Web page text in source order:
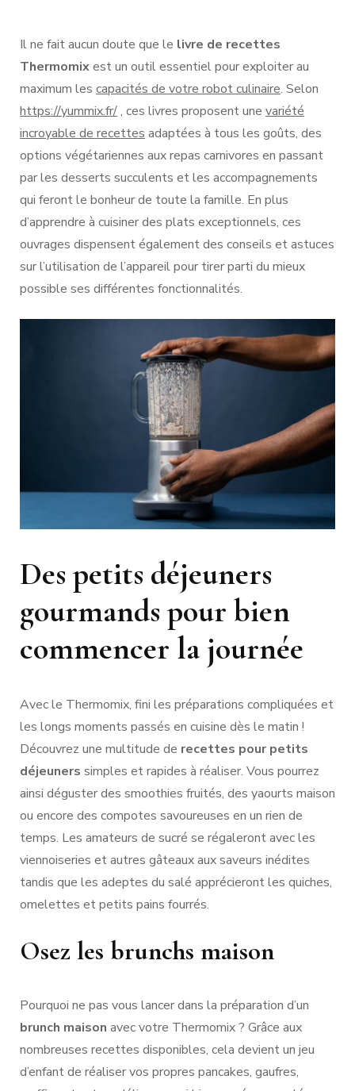
Il ne fait aucun doute que le livre de recettes
Thermomixest un outil essentiel pour exploiter au
maximum les capacités de votre robot culinaire. Selon
https://yummix.fr/, ces livres proposent une variété
incroyable de recettes adaptées à tous les goûts, des
options végétariennes aux repas carnivores en passant
par les desserts succulents et les accompagnements
qui feront le bonheur de toute la famille. En plus
d’apprendre à cuisiner des plats exceptionnels, ces
ouvrages dispensent également des conseils et astuces
sur l’utilisation de l’appareil pour tirer parti du mieux
possible ses différentes fonctionnalités.
Des petits déjeuners
gourmands pour bien
commencer la journée
Avec le Thermomix, fini les préparations compliquées et
les longs moments passés en cuisine dès le matin !
Découvrez une multitude de recettes pour petits
déjeuners simples et rapides à réaliser. Vous pourrez
ainsi déguster des smoothies fruités, des yaourts maison
ou encore des compotes savoureuses en un rien de
temps. Les amateurs de sucré se régaleront avec les
viennoiseries et autres gâteaux aux saveurs inédites
tandis que les adeptes du salé apprécieront les quiches,
omelettes et petits pains fourrés.
Osez les brunchs maison
Pourquoi ne pas vous lancer dans la préparation d’un
brunch maison avec votre Thermomix ? Grâce aux
nombreuses recettes disponibles, cela devient un jeu
d’enfant de réaliser vos propres pancakes, gaufres,